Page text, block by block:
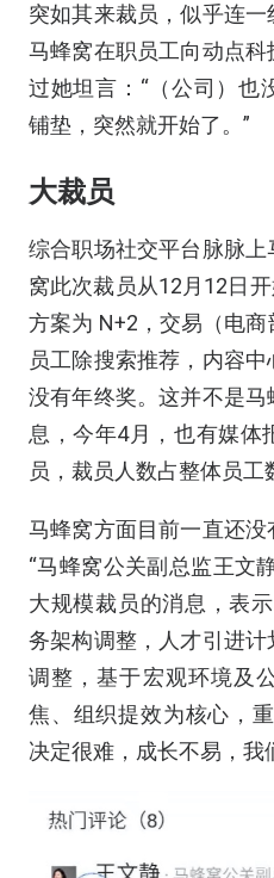
突如其来裁员，似乎连
马蜂窝在职员工向动点
过她坦言：“（公司）也
铺垫，突然就开始了。”
大裁员
综合职场社交平台脉脉
窝此次裁员从12月12日
方案为 N+2，交易（电
员工除搜索推荐，内容
没有年终奖。这并不是
息，今年4月，也有媒体
员，裁员人数占整体员工
马蜂窝方面目前一直还
“马蜂窝公关副总监王文
大规模裁员的消息，表
务架构调整，人才引进
调整，基于宏观环境及
焦、组织提效为核心，
决定很难，成长不易，我